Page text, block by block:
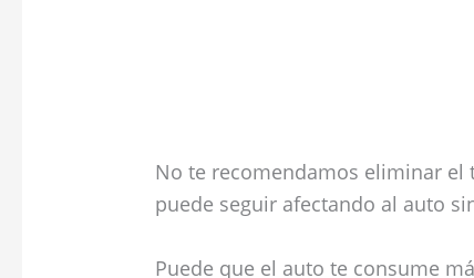
No te recomendamos eliminar
puede seguir afectando al auto
Puede que el auto te consume